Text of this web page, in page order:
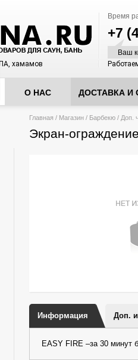
Время
+7
Ваш
хамамов
О НАС ДОСТАВКА И
Вы здесь
Главная / Магазин / Барбекю / Доп.
Экран-
Информация Доп.
EASY FIRE –за 30 минут